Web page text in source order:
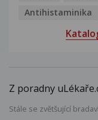
Antihistaminika
Z poradny
Stále se zvětšující